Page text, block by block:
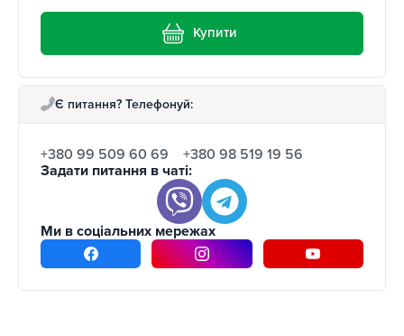
Купити
Є питання? Телефонуй:
+380 99 509 60 69
+380 98 519 19 56
Задати питання в чаті:
Ми в соціальних мережах